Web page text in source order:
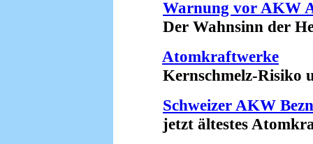
Warnung vor AKW
Der Wahnsinn der
Atomkraftwerke
Kernschmelz-Risiko
Schweizer AKW
jetzt ältestes